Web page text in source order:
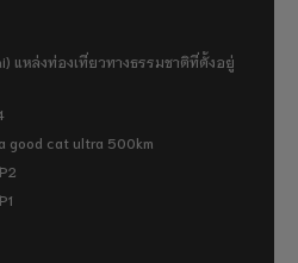
แหล่งท่องเที่ยวทางธรรมชาติที่ตั้งอยู่
good cat ultra 500km